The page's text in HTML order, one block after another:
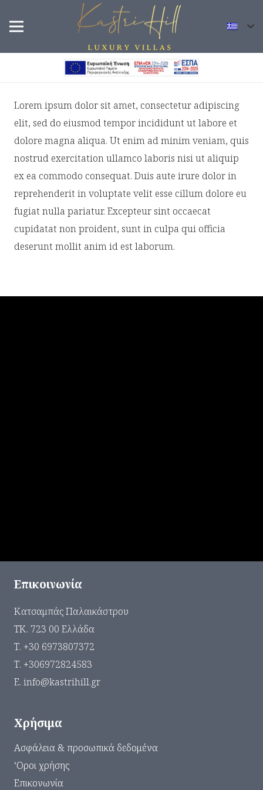
Lorem ipsum dolor sit amet, consectetur adipiscing
elit, sed do eiusmod tempor incididunt ut labore et
dolore magna aliqua. Ut enim ad minim veniam, quis
nostrud exercitation ullamco laboris nisi ut aliquip
ex ea commodo consequat. Duis aute irure dolor in
reprehenderit in voluptate velit esse cillum dolore eu
fugiat nulla pariatur. Excepteur sint occaecat
cupidatat non proident, sunt in culpa qui officia
deserunt mollit anim id est laborum.
Επικοινωνία
Κατσαμπάς Παλαικάστρου
ΤΚ. 723 00 Ελλάδα
Τ. +30 6973807372
Τ. +306972824583
Ε. info@kastrihill.gr
Χρήσιμα
Ασφάλεια & προσωπικά δεδομένα
‘Οροι χρήσης
Επικονωνία